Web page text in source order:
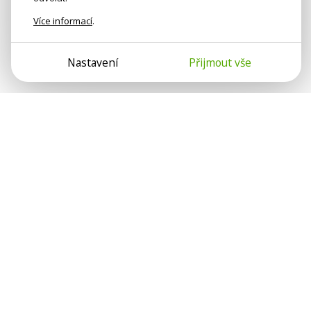
Více informací.
Nastavení Přijmout vše